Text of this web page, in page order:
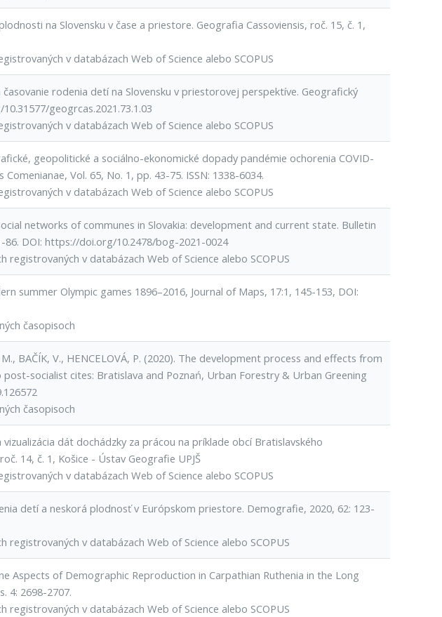
na Slovensku v čase a priestore. Geografia Cassoviensis, roč. 15, č. 1,
v databázach Web of Science alebo SCOPUS
časovanie rodenia detí na Slovensku v priestorovej perspektíve. Geografický
geogrcas.2021.73.1.03
v databázach Web of Science alebo SCOPUS
geopolitické a sociálno-ekonomické dopady pandémie ochorenia COVID-
Vol. 65, No. 1, pp. 43-75. ISSN: 1338-6034.
v databázach Web of Science alebo SCOPUS
networks of communes in Slovakia: development and current state. Bulletin
86. DOI: https://doi.org/10.2478/bog-2021-0024
registrovaných v databázach Web of Science alebo SCOPUS
summer Olympic games 1896–2016, Journal of Maps, 17:1, 145-153, DOI:
časopisoch
M., BAČÍK, V., HENCELOVÁ, P. (2020). The development process and effects from
socialist cites: Bratislava and Poznań, Urban Forestry & Urban Greening
časopisoch
vizualizácia dát dochádzky za prácou na príklade obcí Bratislavského
14, č. 1, Košice - Ústav Geografie UPJŠ
v databázach Web of Science alebo SCOPUS
detí a neskorá plodnosť v Európskom priestore. Demografie, 2020, 62: 123-
registrovaných v databázach Web of Science alebo SCOPUS
Aspects of Demographic Reproduction in Carpathian Ruthenia in the Long
4: 2698-2707.
registrovaných v databázach Web of Science alebo SCOPUS